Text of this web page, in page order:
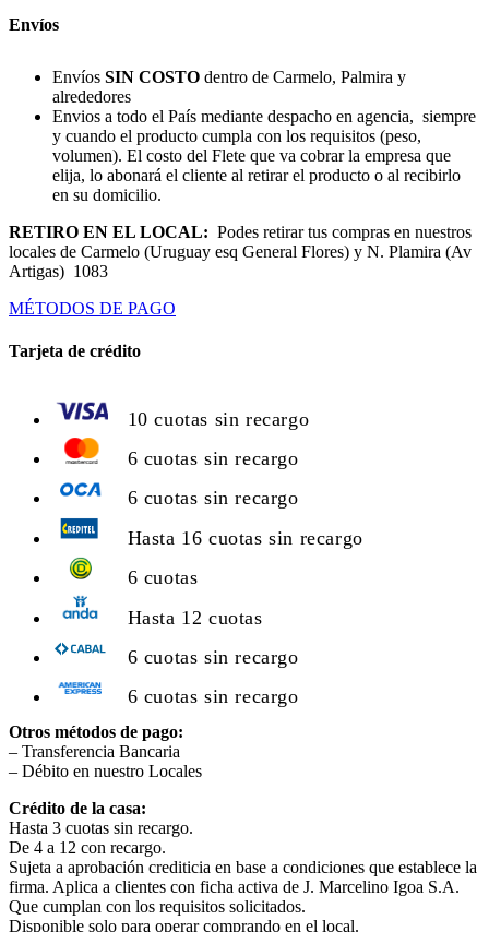
Envíos
Envíos SIN COSTO dentro de Carmelo, Palmira y
alrededores
Envios a todo el País mediante despacho en agencia, siempre
y cuando el producto cumpla con los requisitos (peso,
volumen). El costo del Flete que va cobrar la empresa que
elija, lo abonará el cliente al retirar el producto o al recibirlo
en su domicilio.
RETIRO EN EL LOCAL: Podes retirar tus compras en nuestros
locales de Carmelo (Uruguay esq General Flores) y N. Plamira (Av
Artigas) 1083
MÉTODOS DE PAGO
Tarjeta de crédito
10 cuotas sin recargo
6 cuotas sin recargo
6 cuotas sin recargo
Hasta 16 cuotas sin recargo
6 cuotas
Hasta 12 cuotas
6 cuotas sin recargo
6 cuotas sin recargo
Otros métodos de pago:
– Transferencia Bancaria
– Débito en nuestro Locales
Crédito de la casa:
Hasta 3 cuotas sin recargo.
De 4 a 12 con recargo.
Sujeta a aprobación crediticia en base a condiciones que establece la
firma. Aplica a clientes con ficha activa de J. Marcelino Igoa S.A.
Que cumplan con los requisitos solicitados.
Disponible solo para operar comprando en el local.